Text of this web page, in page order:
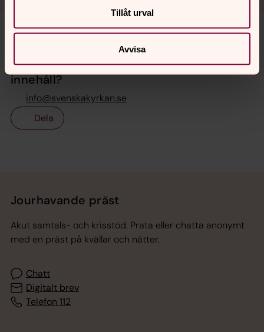
Tillåt urval
Avvisa
Synpunkter eller frågor på sidans
innehåll?
info@svenskakyrkan.se
Dela
Jourhavande präst
Akut samtals- och krisstöd. Prata eller chatta anonymt
med en präst på kvällar och nätter.
Chatt
Digitalt brev
Telefon 112